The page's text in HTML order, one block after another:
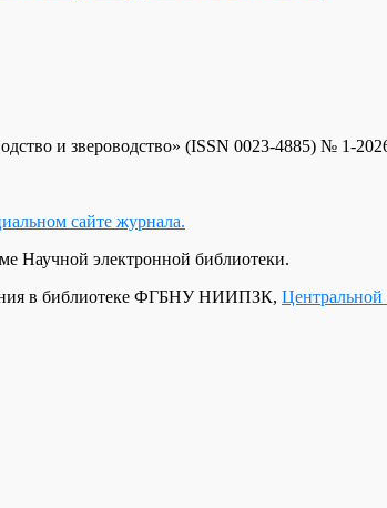
и звероводство» (ISSN 0023-4885) № 1-
сайте журнала.
Научной электронной библиотеки.
в библиотеке ФГБНУ НИИПЗК, Центральной